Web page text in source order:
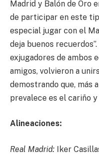
Madrid y Balón de Oro
de participar en este
especial jugar con el
deja buenos
exjugadores de ambos
amigos, volvieron a
demostrando que, más
prevalece es el cariño
Alineaciones:
Real Madrid: Iker